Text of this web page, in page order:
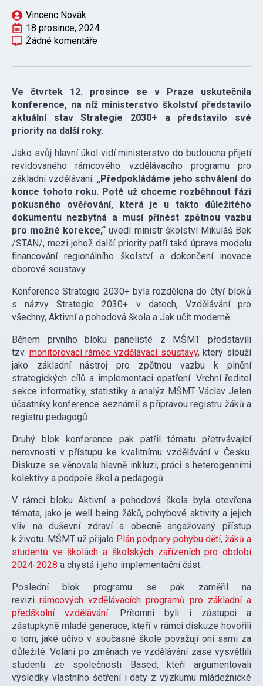
Vincenc Novák
18 prosince, 2024
Žádné komentáře
Ve čtvrtek 12. prosince se v Praze uskutečnila
konference, na níž ministerstvo školství představilo
aktuální stav Strategie 2030+ a představilo své
priority na další roky.
Jako svůj hlavní úkol vidí ministerstvo do budoucna přijetí
revidovaného rámcového vzdělávacího programu pro
základní vzdělávání. „Předpokládáme jeho schválení do
konce tohoto roku. Poté už chceme rozběhnout fázi
pokusného ověřování, která je u takto důležitého
dokumentu nezbytná a musí přinést zpětnou vazbu
pro možné korekce,“ uvedl ministr školství Mikuláš Bek
/STAN/, mezi jehož další priority patří také úprava modelu
financování regionálního školství a dokončení inovace
oborové soustavy.
Konference Strategie 2030+ byla rozdělena do čtyř bloků
s názvy Strategie 2030+ v datech, Vzdělávání pro
všechny, Aktivní a pohodová škola a Jak učit moderně.
Během prvního bloku panelisté z MŠMT představili
tzv. monitorovací rámec vzdělávací soustavy, který slouží
jako základní nástroj pro zpětnou vazbu k plnění
strategických cílů a implementaci opatření. Vrchní ředitel
sekce informatiky, statistiky a analýz MŠMT Václav Jelen
účastníky konference seznámil s přípravou registru žáků a
registru pedagogů.
Druhý blok konference pak patřil tématu přetrvávající
nerovnosti v přístupu ke kvalitnímu vzdělávání v Česku.
Diskuze se věnovala hlavně inkluzi, práci s heterogenními
kolektivy a podpoře škol a pedagogů.
V rámci bloku Aktivní a pohodová škola byla otevřena
témata, jako je well-being žáků, pohybové aktivity a jejich
vliv na duševní zdraví a obecně angažovaný přístup
k životu. MŠMT už přijalo Plán podpory pohybu dětí, žáků a
studentů ve školách a školských zařízeních pro období
2024-2028 a chystá i jeho implementační část.
Poslední blok programu se pak zaměřil na
revizi rámcových vzdělávacích programů pro základní a
předškolní vzdělávání. Přítomni byli i zástupci a
zástupkyně mladé generace, kteří v rámci diskuze hovořili
o tom, jaké učivo v současné škole považují oni sami za
důležité. Volání po změnách ve vzdělávání zase vysvětlili
studenti ze společnosti Based, kteří argumentovali
výsledky vlastního šetření i daty z výzkumu mládežnické